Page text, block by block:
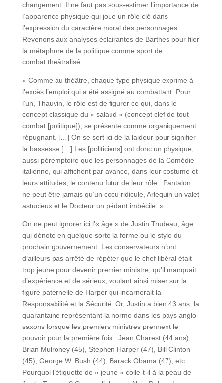
changement. Il ne faut pas sous-estimer l’importance de
l’apparence physique qui joue un rôle clé dans
l’expression du caractère moral des personnages.
Revenons aux analyses éclairantes de Barthes pour filer
la métaphore de la politique comme sport de
combat théâtralisé :
« Comme au théâtre, chaque type physique exprime à
l’excès l’emploi qui a été assigné au combattant. Pour
l’un, Thauvin, le rôle est de figurer ce qui, dans le
concept classique du « salaud » (concept clef de tout
combat [politique]), se présente comme organiquement
répugnant. […] On se sert ici de la laideur pour signifier
la bassesse […] Les [politiciens] ont donc un physique,
aussi péremptoire que les personnages de la Comédie
italienne, qui affichent par avance, dans leur costume et
leurs attitudes, le contenu futur de leur rôle : Pantalon
ne peut être jamais qu’un cocu ridicule, Arlequin un valet
astucieux et le Docteur un pédant imbécile. »
On ne peut ignorer ici l’« âge » de Justin Trudeau, âge
qui dénote en quelque sorte la forme ou le style du
prochain gouvernement. Les conservateurs n’ont
d’ailleurs pas arrêté de répéter que le chef libéral était
trop jeune pour devenir premier ministre, qu’il manquait
d’expérience et de sérieux, voulant ainsi miser sur la
figure paternelle de Harper qui incarnerait la
Responsabilité et la Sécurité. Or, Justin a bien 43 ans, la
quarantaine représentant la norme dans les pays anglo-
saxons lorsque les premiers ministres prennent le
pouvoir pour la première fois : Jean Charest (44 ans),
Brian Mulroney (45), Stephen Harper (47), Bill Clinton
(45), George W. Bush (44), Barack Obama (47), etc.
Pourquoi l’étiquette de « jeune » colle-t-il à la peau de